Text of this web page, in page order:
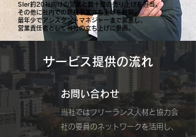
SIer約20社向けの営業と数十億の売り上げを担当。
その他に社内での新規事業立ち上げを経験。
最年少でアシスタントマネジャーまで昇進し、
営業責任者として当社の立ち上げに参画。
サービス提供の流れ
お問い合わせ
当社ではフリーランス人材と協力会
社の要員のネットワークを活用し、​